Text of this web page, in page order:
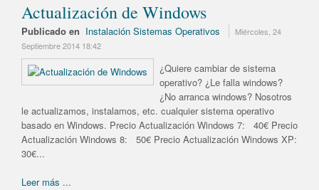
Actualización de Windows
Publicado en Instalación Sistemas Operativos
Miércoles, 24
Septiembre 2014 18:42
¿Quiere cambiar de sistema
operativo? ¿Le falla windows?
¿No arranca windows? Nosotros
le actualizamos, instalamos, etc. cualquier sistema operativo
basado en Windows. Precio Actualización Windows 7: 40€ Precio
Actualización Windows 8: 50€ Precio Actualización Windows XP:
30€...
Leer más ...